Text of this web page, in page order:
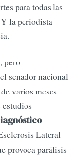
para todas las
la periodista
pero
senador nacional
varios meses
Lateral
provoca parálisis